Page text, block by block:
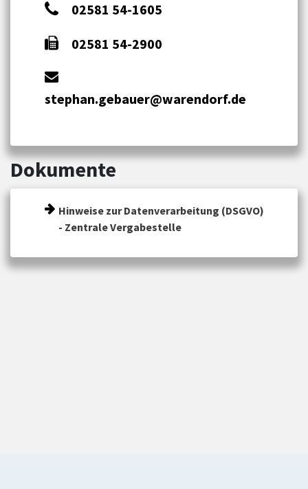
02581 54-1605
02581 54-2900
stephan.gebauer@warendorf.de
Dokumente
Hinweise zur Datenverarbeitung (DSGVO)
- Zentrale Vergabestelle